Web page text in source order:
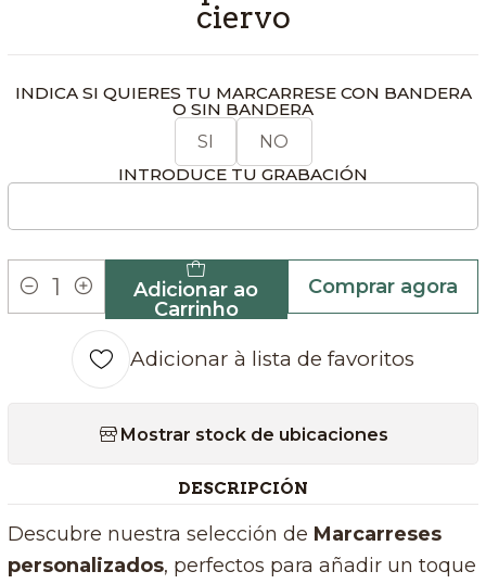
ciervo
INDICA SI QUIERES TU MARCARRESE CON BANDERA
O SIN BANDERA
SI NO
INTRODUCE TU GRABACIÓN
Quantidade
Adicionar ao
Carrinho
Comprar agora
Adicionar à lista de favoritos
Mostrar stock de ubicaciones
DESCRIPCIÓN
Descubre nuestra selección de Marcarreses
personalizados, perfectos para añadir un toque